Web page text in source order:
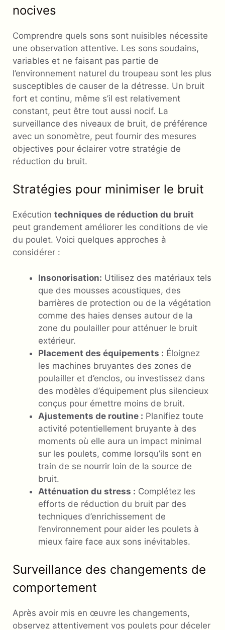
nocives
Comprendre quels sons sont nuisibles nécessite
une observation attentive. Les sons soudains,
variables et ne faisant pas partie de
l’environnement naturel du troupeau sont les plus
susceptibles de causer de la détresse. Un bruit
fort et continu, même s’il est relativement
constant, peut être tout aussi nocif. La
surveillance des niveaux de bruit, de préférence
avec un sonomètre, peut fournir des mesures
objectives pour éclairer votre stratégie de
réduction du bruit.
Stratégies pour minimiser le bruit
Exécution techniques de réduction du bruit
peut grandement améliorer les conditions de vie
du poulet. Voici quelques approches à
considérer :
Insonorisation: Utilisez des matériaux tels
que des mousses acoustiques, des
barrières de protection ou de la végétation
comme des haies denses autour de la
zone du poulailler pour atténuer le bruit
extérieur.
Placement des équipements : Éloignez
les machines bruyantes des zones de
poulailler et d’enclos, ou investissez dans
des modèles d’équipement plus silencieux
conçus pour émettre moins de bruit.
Ajustements de routine : Planifiez toute
activité potentiellement bruyante à des
moments où elle aura un impact minimal
sur les poulets, comme lorsqu’ils sont en
train de se nourrir loin de la source de
bruit.
Atténuation du stress : Complétez les
efforts de réduction du bruit par des
techniques d’enrichissement de
l’environnement pour aider les poulets à
mieux faire face aux sons inévitables.
Surveillance des changements de
comportement
Après avoir mis en œuvre les changements,
observez attentivement vos poulets pour déceler